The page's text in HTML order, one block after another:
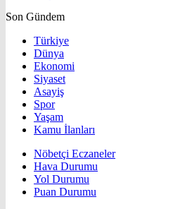
Son Gündem
Türkiye
Dünya
Ekonomi
Siyaset
Asayiş
Spor
Yaşam
Kamu İlanları
Nöbetçi Eczaneler
Hava Durumu
Yol Durumu
Puan Durumu